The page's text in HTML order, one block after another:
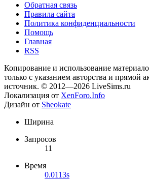
Обратная связь
Правила сайта
Политика конфиденциальности
Помощь
Главная
RSS
Копирование и использование
только с указанием авторства и прямой
источник. © 2012—2026 LiveSims.ru
Локализация от XenForo.Info
Дизайн от Sheokate
Ширина
Запросов
11
Время
0.0113s